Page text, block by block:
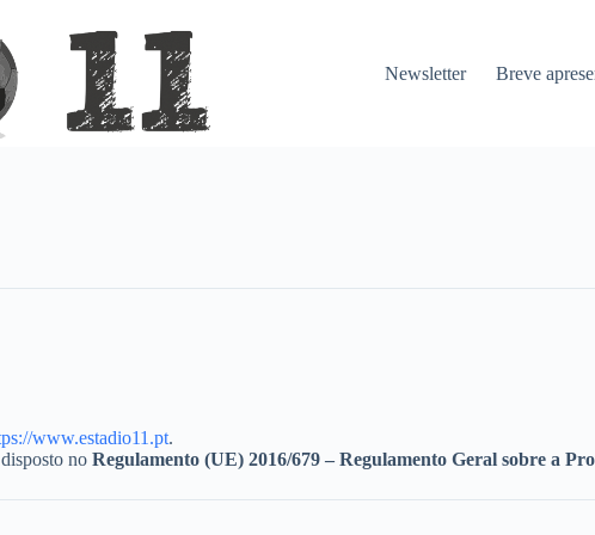
Newsletter Breve
www.estadio11.pt.
no Regulamento (UE) 2016/679 – Regulamento Geral sobre a